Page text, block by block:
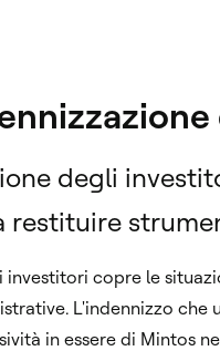
degli
restituire
investitori copre le
L'indennizzo
in essere di Mintos